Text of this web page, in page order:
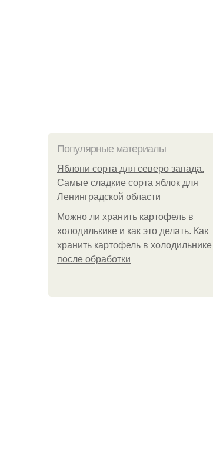
Популярные материалы
Яблони сорта для северо запада.
Самые сладкие сорта яблок для
Ленинградской области
Можно ли хранить картофель в
холодилькике и как это делать. Как
хранить картофель в холодильнике
после обработки